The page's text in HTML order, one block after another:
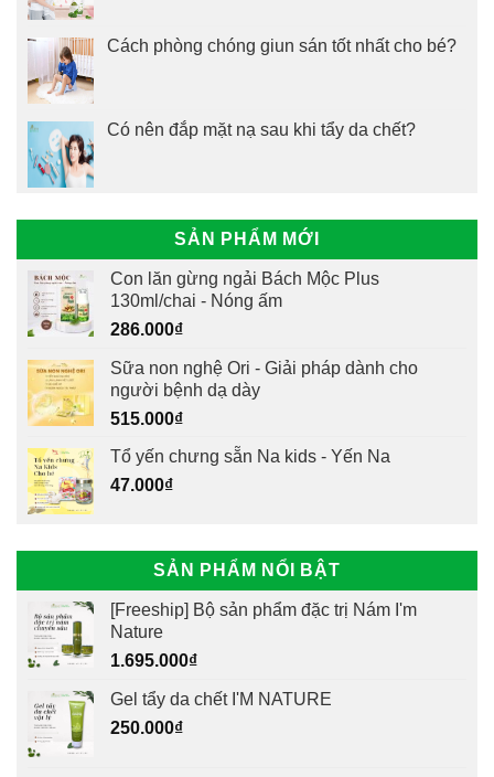
Cách phòng chóng giun sán tốt nhất cho bé?
Có nên đắp mặt nạ sau khi tẩy da chết?
SẢN PHẨM MỚI
Con lăn gừng ngải Bách Mộc Plus
130ml/chai - Nóng ấm
286.000₫
Sữa non nghệ Ori - Giải pháp dành cho
người bệnh dạ dày
515.000₫
Tổ yến chưng sẵn Na kids - Yến Na
47.000₫
SẢN PHẨM NỔI BẬT
[Freeship] Bộ sản phẩm đặc trị Nám I'm
Nature
1.695.000₫
Gel tẩy da chết I'M NATURE
250.000₫